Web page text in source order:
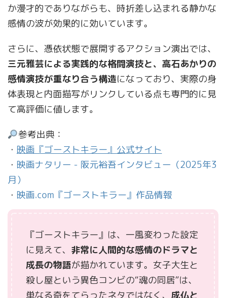
か漫才的でありながらも、時折差し込まれる静かな
感情の波が効果的に効いています。
さらに、憑依状態で展開するアクション演出では、
三元雅芸による実践的な格闘演技と、高石あかりの
感情演技が重なり合う構造になっており、実際の身
体表現と内面描写がリンクしている点も専門的に見
て高評価に値します。
参考出典：
・ 映画『ゴーストキラー』公式サイト
・ 映画ナタリー - 阪元裕吾インタビュー（2025年3
月）
・ 映画.com『ゴーストキラー』作品情報
『ゴーストキラー』は、一風変わった設定
に見えて、 非常に人間的な感情のドラマと
成長の物語が描かれています。女子大生と
殺し屋という異色コンビの“魂の同居”は、
単なる奇をてらったネタではなく、 成仏と